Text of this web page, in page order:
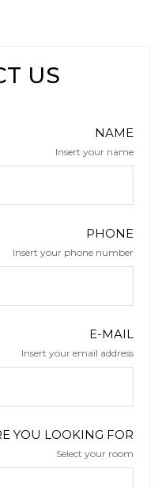
US
NAME
Insert your name
PHONE
Insert your phone number
E-MAIL
Insert your email address
YOU LOOKING FOR ?
Select your room